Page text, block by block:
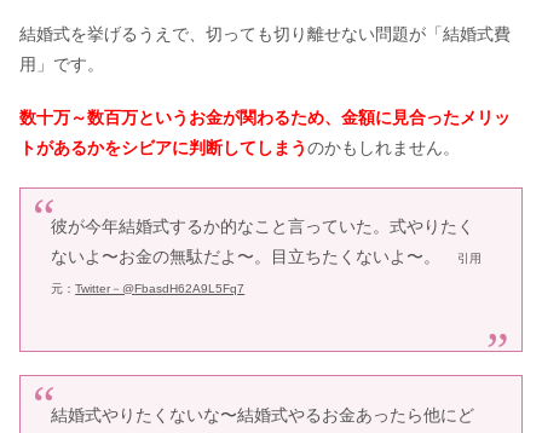
結婚式を挙げるうえで、切っても切り離せない問題が「結婚式費
用」です。
数十万～数百万というお金が関わるため、金額に見合ったメリッ
トがあるかをシビアに判断してしまうのかもしれません。
彼が今年結婚式するか的なこと言っていた。式やりたく
ないよ〜お金の無駄だよ〜。目立ちたくないよ〜。
引用
元：Twitter－@FbasdH62A9L5Fq7
結婚式やりたくないな〜結婚式やるお金あったら他にど